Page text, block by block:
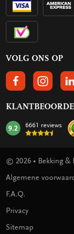
VOLG ONS OP
VOLGS ONS OP
VOLG
mark:
9.2 6661 reviews
© 2026 • Bekking &
Algemene
F.A.Q.
Privacy
Sitemap